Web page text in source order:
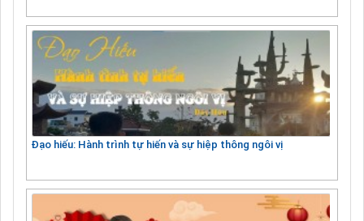
Đạo hiếu: Hành trình tự hiến và sự hiệp thông ngôi vị